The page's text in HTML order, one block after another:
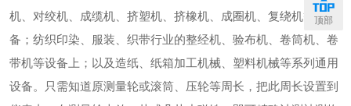
机、对绞机、成缆机、挤塑机、挤橡机、成圈机、复绕机等设
备；纺织印染、服装、织带行业的整经机、验布机、卷筒机、卷
带机等设备上；以及造纸、纸箱加工机械、塑料机械等系列通用
设备。只需知道原测量轮或滚筒、压轮等周长，把此周长设置到
顶部